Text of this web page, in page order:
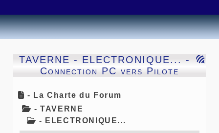
TAVERNE - ELECTRONIQUE... -
Connection PC vers Pilote
- La Charte du Forum
- TAVERNE
- ELECTRONIQUE...